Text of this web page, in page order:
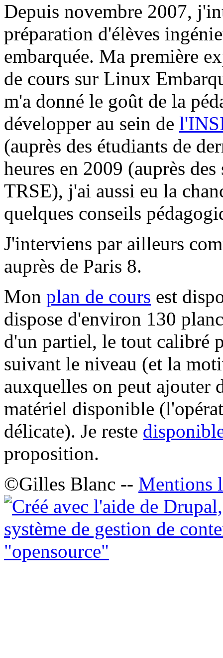
Depuis novembre 2007,
préparation d'élèves
embarquée. Ma première
de cours sur Linux
m'a donné le goût de la
développer au sein de
(auprès des étudiants de
heures en 2009 (auprès
TRSE), j'ai aussi eu la
quelques conseils
J'interviens par ailleurs
auprès de Paris 8.
Mon plan de cours est
dispose d'environ 130
d'un partiel, le tout calibré
suivant le niveau (et la
auxquelles on peut ajouter
matériel disponible
délicate). Je reste
proposition.
©Gilles Blanc -- Mentions